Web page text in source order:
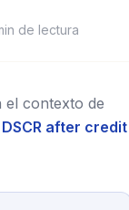
de lectura
el contexto de
after credit